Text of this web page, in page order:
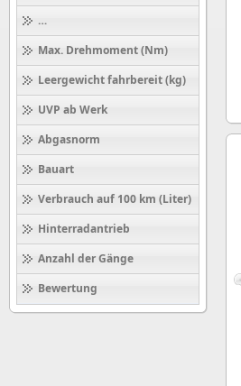
Höchstgeschwindigkeit (km/h)
Max. Drehmoment (Nm)
Leergewicht fahrbereit (kg)
UVP ab Werk
Abgasnorm
Bauart
Verbrauch auf 100 km (Liter)
Hinterradantrieb
Anzahl der Gänge
Bewertung